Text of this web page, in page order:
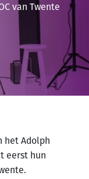
van Twente
het Adolph
eerst hun